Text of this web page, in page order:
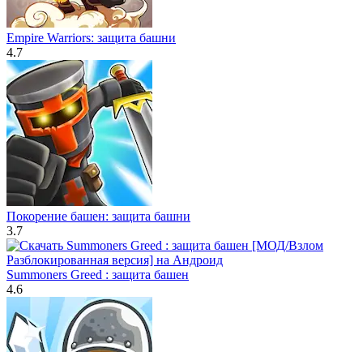
Empire Warriors: защита башни
4.7
Покорение башен: защита башни
3.7
Summoners Greed : защита башен
4.6